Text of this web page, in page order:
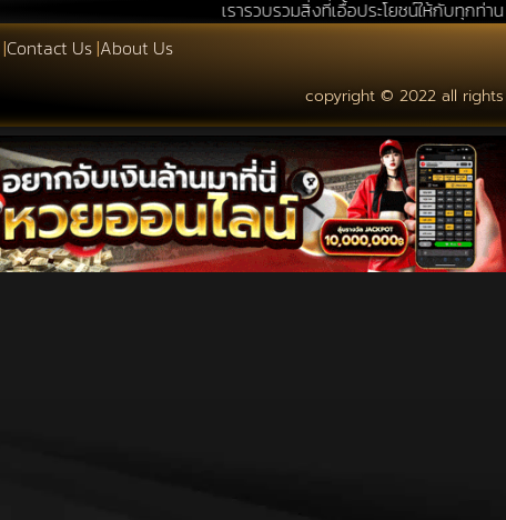
เรารวบรวมสิ่งที่เอื้อประโยชน์ให้กับทุกท่า
|Contact Us|About Us
copyright © 2022 all